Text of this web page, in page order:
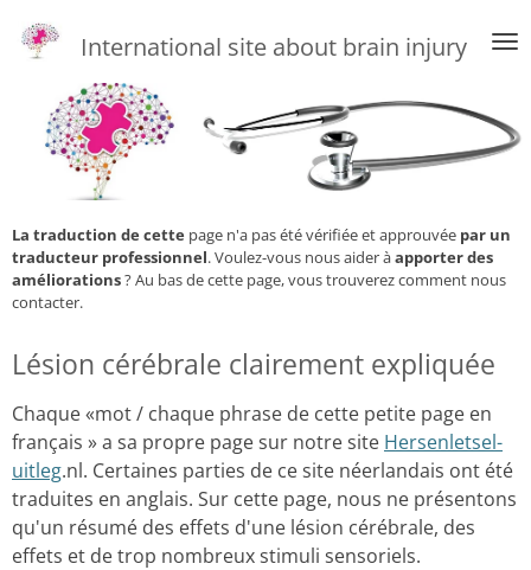
Skip
to
content
International site about brain injury
La traduction de cette page n'a pas été vérifiée et approuvée par un
traducteur professionnel. Voulez-vous nous aider àapporter des
améliorations? Au bas de cette page, vous trouverez comment nous
contacter.
Lésion cérébrale clairement expliquée
Chaque «mot / chaque phrase de cette petite page en
français » a sa propre page sur notre site Hersenletsel-
uitleg.nl. Certaines parties de ce site néerlandais ont été
traduites en anglais. Sur cette page, nous ne présentons
qu'un résumé des effets d'une lésion cérébrale, des
effets et de trop nombreux stimuli sensoriels.